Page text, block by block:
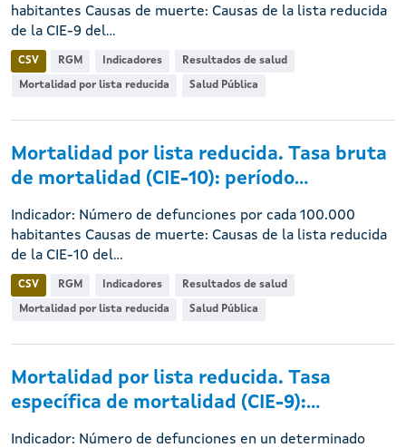
habitantes Causas de muerte: Causas de la lista reducida
de la CIE-9 del...
CSV RGM Indicadores Resultados de salud
Mortalidad por lista reducida Salud Pública
Mortalidad por lista reducida. Tasa bruta
de mortalidad (CIE-10): período...
Indicador: Número de defunciones por cada 100.000
habitantes Causas de muerte: Causas de la lista reducida
de la CIE-10 del...
CSV RGM Indicadores Resultados de salud
Mortalidad por lista reducida Salud Pública
Mortalidad por lista reducida. Tasa
específica de mortalidad (CIE-9):...
Indicador: Número de defunciones en un determinado